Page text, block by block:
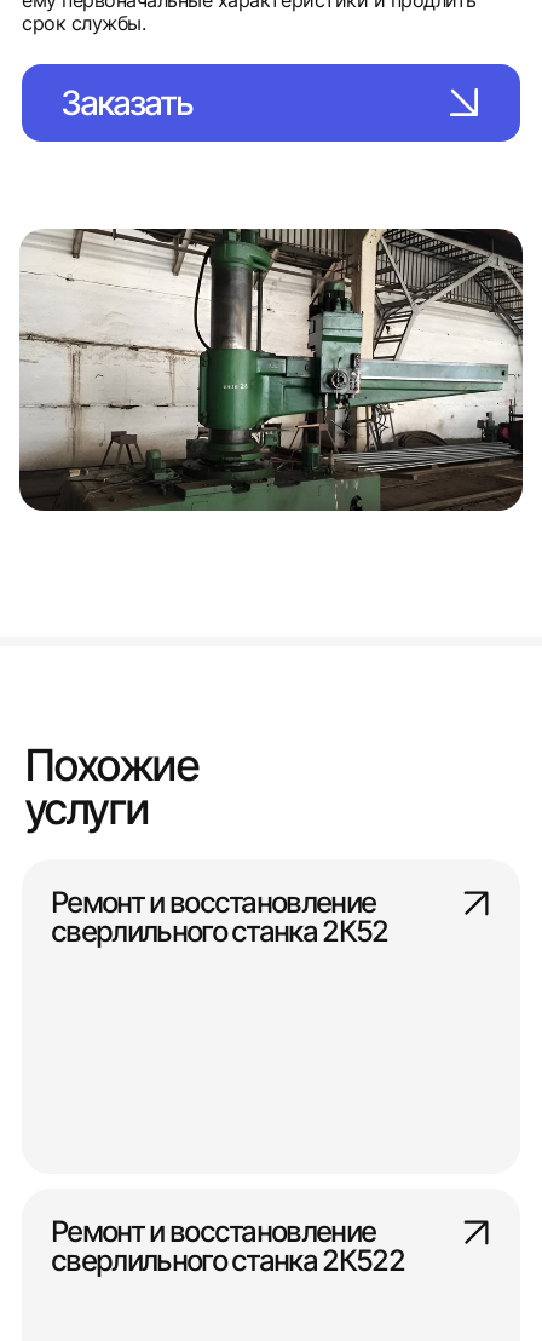
срок службы.
Заказать
Похожие
услуги
Ремонт и восстановление
сверлильного станка 2К52
Ремонт и восстановление
сверлильного станка 2К522